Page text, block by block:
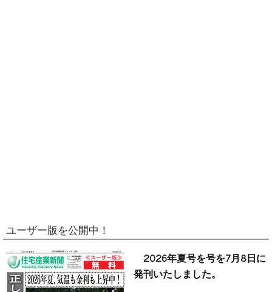
ユーザー版を公開中！
2026年夏号を号を7月8日に
発刊いたしました。